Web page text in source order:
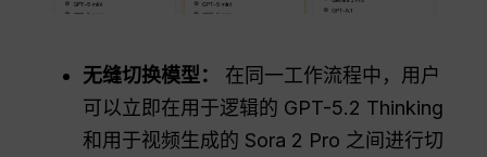
无缝切换模型：
在同一工作流程中，用户
可以立即在用于逻辑的 GPT-5.2 Thinking
和用于视频生成的 Sora 2 Pro 之间进行切